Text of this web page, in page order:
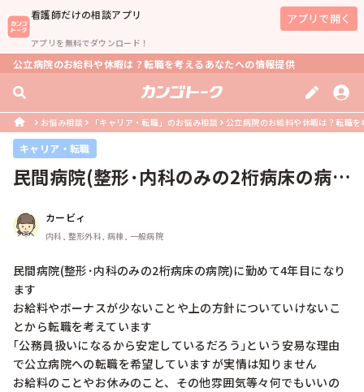
看護師だけの相談アプリ
アプリを無料でダウンロード！
アプリで開く
公立病院のお給料や休暇は？転職を考えるあなたへの情報提供
お悩み相談 「キャリア・転職」のお悩み相談 公立病院のお給料や休暇は？転職
キャリア・転職
民間病院(整形･内科のみの2桁病床の病
カービィ
内科, 整形外科, 病棟, 一般病院
民間病院(整形･内科のみの2桁病床の病院)に勤めて4年目になり
ます
お給料やボーナスが少ないことや上の方針についていけないこ
とから転職を考えています
｢公務員扱いになるから安定しているだろう｣という安易な理由
で公立病院への転職を希望していますが実情は知りません
お給料のことやお休みのこと、その他雰囲気等々何でもいいの